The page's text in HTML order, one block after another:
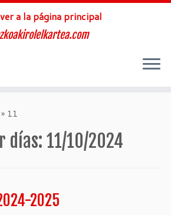
» 11
días: 11/10/2024
2025